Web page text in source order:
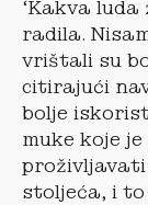
‘Kakva
radila.
vrištali su
citirajući
bolje
muke koje
stoljeća, i